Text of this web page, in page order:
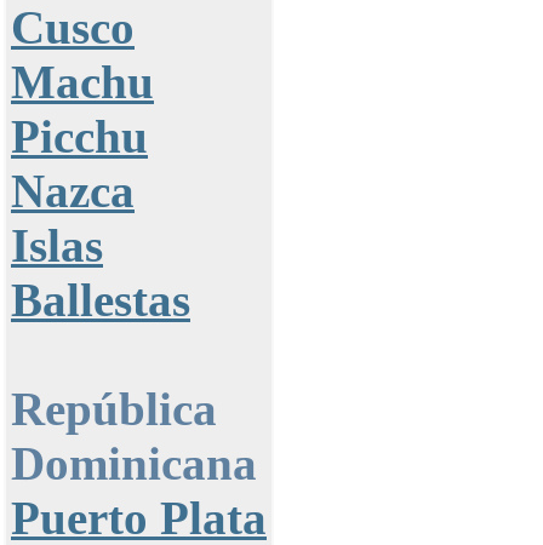
Cusco
Machu
Picchu
Nazca
Islas
Ballestas
República
Dominicana
Puerto Plata